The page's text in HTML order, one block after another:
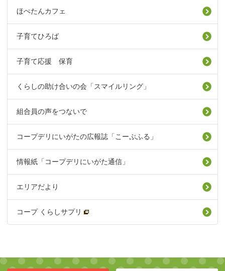
ほぺたんカフェ
子育てひろば
子育て応援 保育
くらしの助け合いの会「スマイルリング」
組合員の声をつないで
コープデリにいがたの広報誌「こーぷふる」
情報紙「コープデリにいがた通信」
エリアだより
コープ くらしサプリ